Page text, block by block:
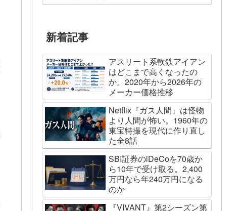
新着記事
アスリート系軟鉄アイアン
はどこまで高くなったの
か。2020年から2026年の
メーカー価格推移
Netflix『ガス人間』は怪物
より人間が怖い。1960年の
東宝特撮を現代に作り直し
た全8話
SBI証券のiDeCoを70歳か
ら10年で受け取る。2,400
万円なら年240万円になる
のか
『VIVANT』第2シーズン第